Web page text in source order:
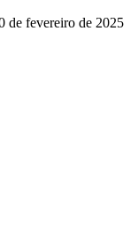
de fevereiro de 2025